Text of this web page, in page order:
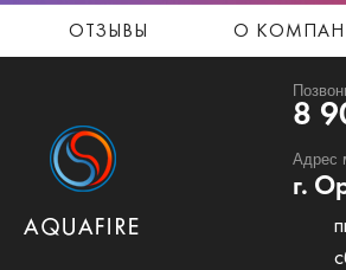
ОТЗЫВЫ О
8
Адрес
г.